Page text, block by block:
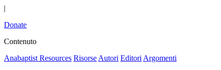
|
Donate
Contenuto
Anabaptist Resources Risorse Autori Editori Argomenti